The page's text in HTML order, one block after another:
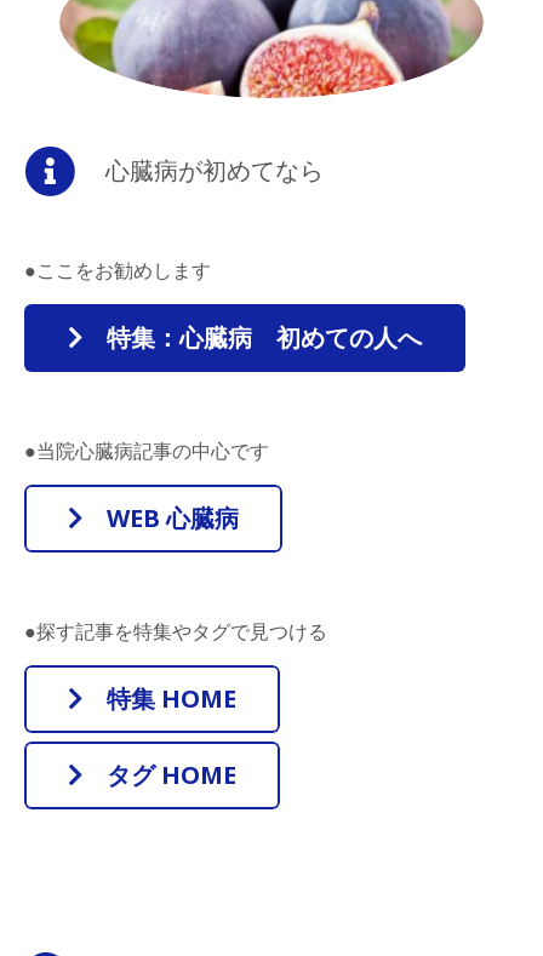
心臓病が初めてなら
●ここをお勧めします
特集：心臓病 初めての人へ
●当院心臓病記事の中心です
WEB 心臓病
●探す記事を特集やタグで見つける
特集 HOME
タグ HOME